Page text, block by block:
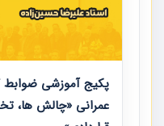
پکیج آموزشی ضوابط
عمرانی «چالش ها،